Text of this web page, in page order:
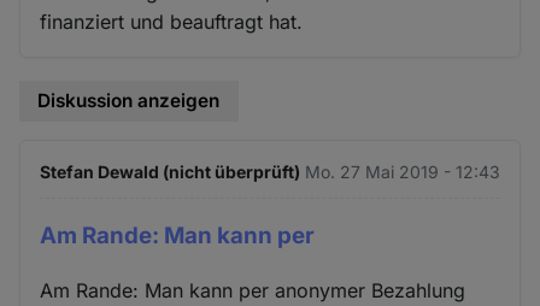
finanziert und beauftragt hat.
Diskussion anzeigen
Stefan Dewald (nicht überprüft) Mo. 27 Mai 2019 - 12:43
Am Rande: Man kann per
Am Rande: Man kann per anonymer Bezahlung